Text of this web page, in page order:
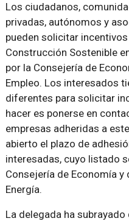
Los ciudadanos,
privadas, autónomos y
pueden solicitar
Construcción Sostenible
por la Consejería de
Empleo. Los interesados
diferentes para solicitar
hacer es ponerse en
empresas adheridas a
abierto el plazo de
interesadas, cuyo listado
Consejería de Economía y
Energía.
La delegada ha